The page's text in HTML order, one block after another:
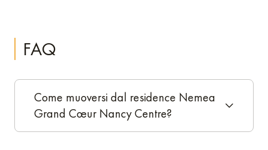
FAQ
Come muoversi dal residence Nemea
Grand Cœur Nancy Centre?